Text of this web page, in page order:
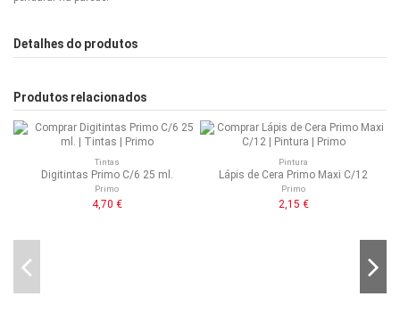
Detalhes do produtos
Produtos relacionados
Tintas
Digitintas Primo C/6 25 ml.
Primo
4,70 €
Pintura
Lápis de Cera Primo Maxi C/12
Primo
2,15 €